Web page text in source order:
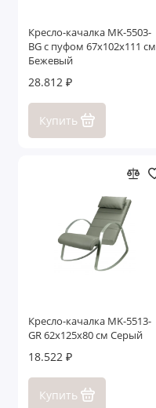
Кресло-качалка MK-5503-
BG с пуфом 67х102х111 см
Бежевый
28.812 ₽
Купить
Кресло-качалка MK-5513-
GR 62х125х80 см Серый
18.522 ₽
Купить